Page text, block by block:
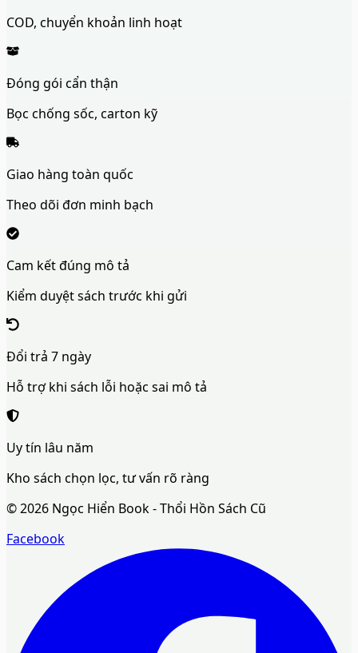
COD, chuyển khoản linh hoạt
Đóng gói cẩn thận
Bọc chống sốc, carton kỹ
Giao hàng toàn quốc
Theo dõi đơn minh bạch
Cam kết đúng mô tả
Kiểm duyệt sách trước khi gửi
Đổi trả 7 ngày
Hỗ trợ khi sách lỗi hoặc sai mô tả
Uy tín lâu năm
Kho sách chọn lọc, tư vấn rõ ràng
©2026 Ngọc Hiển Book - Thổi Hồn Sách Cũ
Facebook